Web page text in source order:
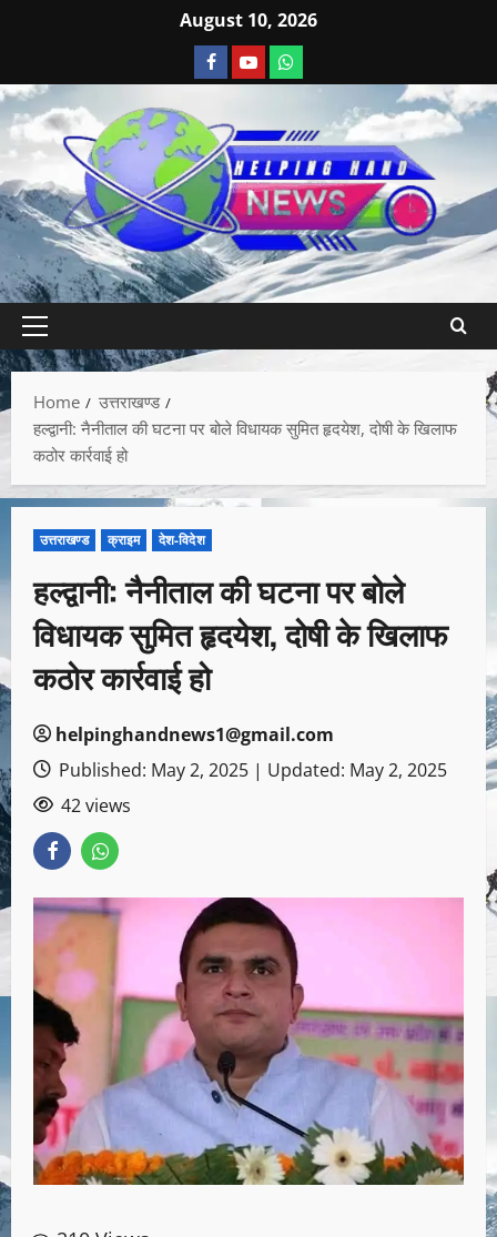
August 10, 2026
Home
उत्तराखण्ड
हल्द्वानी: नैनीताल की घटना पर बोले विधायक सुमित हृदयेश, दोषी के खिलाफ
कठोर कार्रवाई हो
उत्तराखण्ड क्राइम देश-विदेश
हल्द्वानी: नैनीताल की घटना पर बोले
विधायक सुमित हृदयेश, दोषी के खिलाफ
कठोर कार्रवाई हो
helpinghandnews1@gmail.com
Published: May 2, 2025 | Updated: May 2, 2025
42 views